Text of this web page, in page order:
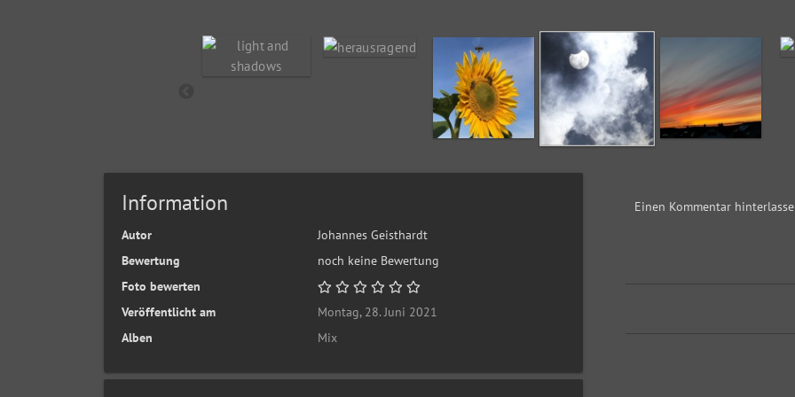
Information
Autor
Johannes Geisthardt
Bewertung
noch keine Bewertung
Foto bewerten
Veröffentlicht am
Montag, 28. Juni 2021
Alben
Mix
Einen Kommentar